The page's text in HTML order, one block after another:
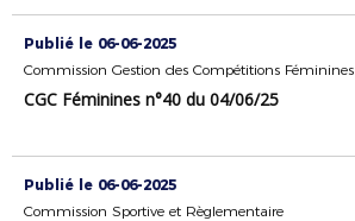
Publié le 06-06-2025
Commission Gestion des Compétitions Féminines
CGC Féminines n°40 du 04/06/25
Publié le 06-06-2025
Commission Sportive et Règlementaire